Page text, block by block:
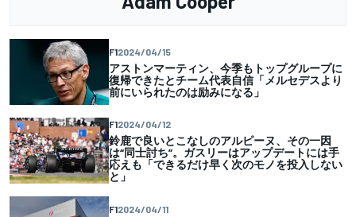
F12024/04/15
アストンマーティン、今季もトップグループに
復帰できたとチーム代表自信「メルセデスより
前にいられたのは励みになる」
F12024/04/12
鈴鹿で良いとこなしのアルピーヌ、その一因
は“同士討ち”。ガスリーはアップデートには手
応えも「できるだけ早く次のモノを投入しない
と」
F12024/04/11